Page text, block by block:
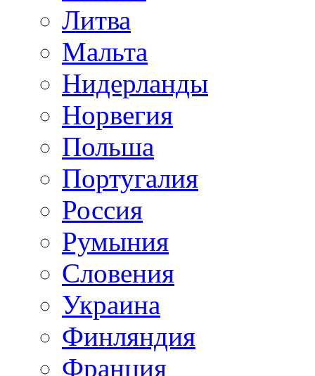
Литва
Мальта
Нидерланды
Норвегия
Польша
Португалия
Россия
Румыния
Словения
Украина
Финляндия
Франция